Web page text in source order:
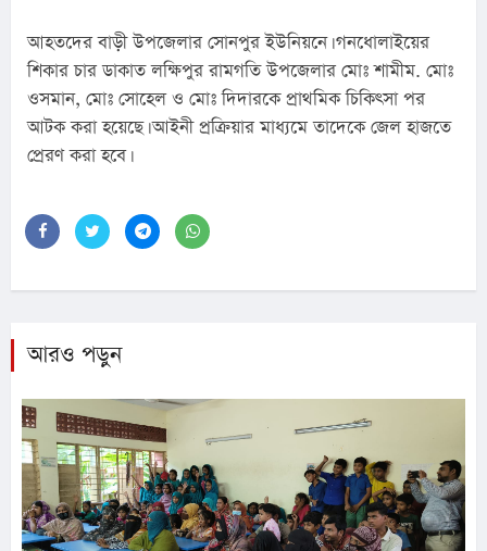
আহতদের বাড়ী উপজেলার সোনপুর ইউনিয়নে। গনধোলাইয়ের
শিকার চার ডাকাত লক্ষিপুর রামগতি উপজেলার মোঃ শামীম. মোঃ
ওসমান, মোঃ সোহেল ও মোঃ দিদারকে প্রাথমিক চিকিৎসা পর
আটক করা হয়েছে। আইনী প্রক্রিয়ার মাধ্যমে তাদেকে জেল হাজতে
প্রেরণ করা হবে।
আরও পড়ুন